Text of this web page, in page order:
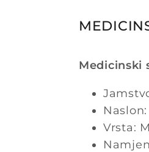
Medicinski
Vrsta: